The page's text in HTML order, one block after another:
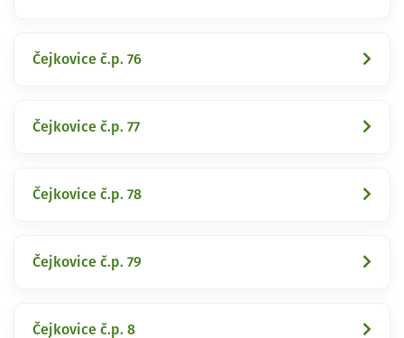
Čejkovice č.p. 76
Čejkovice č.p. 77
Čejkovice č.p. 78
Čejkovice č.p. 79
Čejkovice č.p. 8